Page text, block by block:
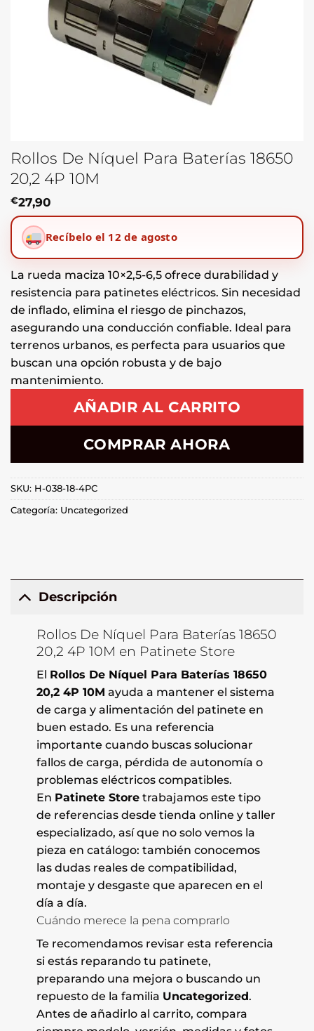
Rollos De Níquel Para Baterías 18650
20,2 4P 10M
€27,90
Recíbelo el 12 de agosto
La rueda maciza 10×2,5-6,5 ofrece durabilidad y
resistencia para patinetes eléctricos. Sin necesidad
de inflado, elimina el riesgo de pinchazos,
asegurando una conducción confiable. Ideal para
terrenos urbanos, es perfecta para usuarios que
buscan una opción robusta y de bajo
mantenimiento.
AÑADIR AL CARRITO
COMPRAR AHORA
SKU: H-038-18-4PC
Categoría: Uncategorized
Descripción
Rollos De Níquel Para Baterías 18650
20,2 4P 10M en Patinete Store
El Rollos De Níquel Para Baterías 18650
20,2 4P 10M ayuda a mantener el sistema
de carga y alimentación del patinete en
buen estado. Es una referencia
importante cuando buscas solucionar
fallos de carga, pérdida de autonomía o
problemas eléctricos compatibles.
En Patinete Storetrabajamos este tipo
de referencias desde tienda online y taller
especializado, así que no solo vemos la
pieza en catálogo: también conocemos
las dudas reales de compatibilidad,
montaje y desgaste que aparecen en el
día a día.
Cuándo merece la pena comprarlo
Te recomendamos revisar esta referencia
si estás reparando tu patinete,
preparando una mejora o buscando un
repuesto de la familia Uncategorized.
Antes de añadirlo al carrito, compara